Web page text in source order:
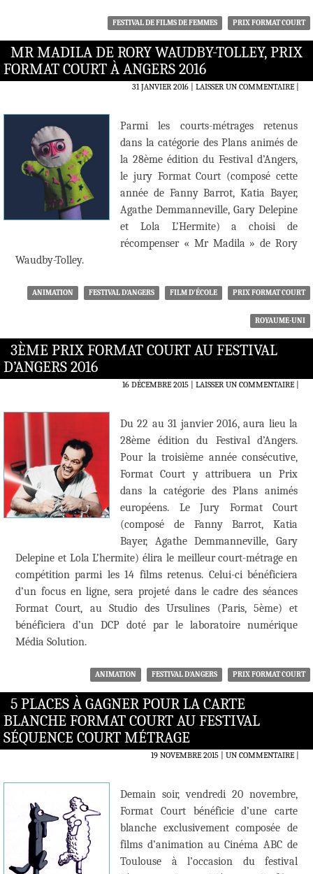
FESTIVAL DE FILMS DE FEMMES PRIX FORMAT COURT
MR MADILA DE RORY WAUDBY-TOLLEY, PRIX
FORMAT COURT À ANGERS 2016
31 JANVIER 2016 LAISSER UN COMMENTAIRE|
Parmi les courts-métrages retenus
dans la catégorie des Plans animés de
la 28ème édition du Festival d’Angers,
le jury Format Court (composé cette
année de Fanny Barrot, Katia Bayer,
Agathe Demmanneville, Gary Delepine
et Lola L’Hermite) a choisi de
récompenser « Mr Madila » de Rory
Waudby-Tolley.
ANIMATION FESTIVAL D'ANGERS FILM D'ÉCOLE PRIX FORMAT COURT
ROYAUME-UNI
3ÈME PRIX FORMAT COURT AU FESTIVAL
D’ANGERS 2016
16 DÉCEMBRE 2015 LAISSER UN COMMENTAIRE|
Du 22 au 31 janvier 2016, aura lieu la
28ème édition du Festival d’Angers.
Pour la troisième année consécutive,
Format Court y attribuera un Prix
dans la catégorie des Plans animés
européens. Le Jury Format Court
(composé de Fanny Barrot, Katia
Bayer, Agathe Demmanneville, Gary
Delepine et Lola L’hermite) élira le meilleur court-métrage en
compétition parmi les 14 films retenus. Celui-ci bénéficiera
d’un focus en ligne, sera projeté dans le cadre des séances
Format Court, au Studio des Ursulines (Paris, 5ème) et
bénéficiera d’un DCP doté par le laboratoire numérique
Média Solution.
ANIMATION FESTIVAL D'ANGERS PRIX FORMAT COURT
5 PLACES À GAGNER POUR LA CARTE
BLANCHE FORMAT COURT AU FESTIVAL
SÉQUENCE COURT MÉTRAGE
19 NOVEMBRE 2015 UN COMMENTAIRE|
Demain soir, vendredi 20 novembre,
Format Court bénéficie d’une carte
blanche exclusivement composée de
films d’animation au Cinéma ABC de
Toulouse à l’occasion du festival